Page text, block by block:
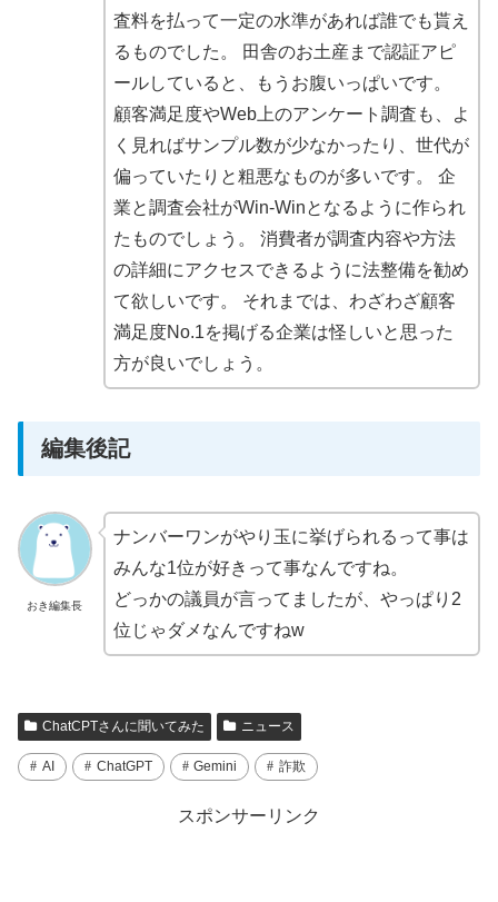
査料を払って一定の水準があれば誰でも貰え
るものでした。 田舎のお土産まで認証アピ
ールしていると、もうお腹いっぱいです。
顧客満足度やWeb上のアンケート調査も、よ
く見ればサンプル数が少なかったり、世代が
偏っていたりと粗悪なものが多いです。 企
業と調査会社がWin-Winとなるように作られ
たものでしょう。 消費者が調査内容や方法
の詳細にアクセスできるように法整備を勧め
て欲しいです。 それまでは、わざわざ顧客
満足度No.1を掲げる企業は怪しいと思った
方が良いでしょう。
編集後記
おき編集長
ナンバーワンがやり玉に挙げられるって事は
みんな1位が好きって事なんですね。
どっかの議員が言ってましたが、やっぱり2
位じゃダメなんですねw
ChatCPTさんに聞いてみた ニュース
AI ChatGPT Gemini 詐欺
スポンサーリンク